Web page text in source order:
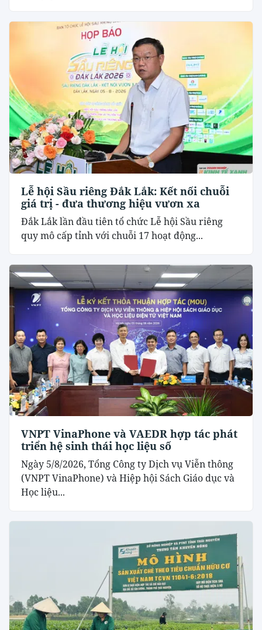
Lễ hội Sầu riêng Đắk Lắk: Kết nối chuỗi
giá trị - đưa thương hiệu vươn xa
Đắk Lắk lần đầu tiên tổ chức Lễ hội Sầu riêng
quy mô cấp tỉnh với chuỗi 17 hoạt động...
VNPT VinaPhone và VAEDR hợp tác phát
triển hệ sinh thái học liệu số
Ngày 5/8/2026, Tổng Công ty Dịch vụ Viễn thông
(VNPT VinaPhone) và Hiệp hội Sách Giáo dục và
Học liệu...